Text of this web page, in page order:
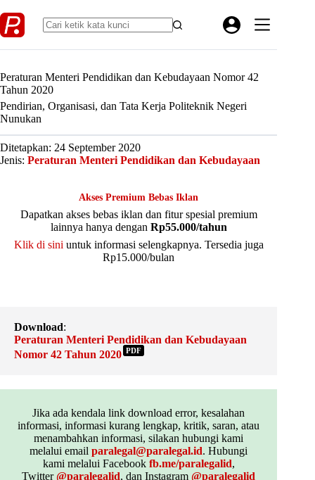
to
content
Peraturan Menteri Pendidikan dan Kebudayaan Nomor 42
Tahun 2020
Pendirian, Organisasi, dan Tata Kerja Politeknik Negeri
Nunukan
Ditetapkan: 24 September 2020
Jenis: Peraturan Menteri Pendidikan dan Kebudayaan
Akses Premium Bebas Iklan
Dapatkan akses bebas iklan dan fitur spesial premium
lainnya hanya dengan Rp55.000/tahun
Klik di sini untuk informasi selengkapnya. Tersedia juga
Rp15.000/bulan
Download:
Peraturan Menteri Pendidikan dan Kebudayaan
Nomor 42 Tahun 2020 PDF
Jika ada kendala link download error, kesalahan
informasi, informasi kurang lengkap, kritik, saran, atau
menambahkan informasi, silakan hubungi kami
melalui emailparalegal@paralegal.id. Hubungi
kami melalui Facebook fb.me/paralegalid,
Twitter@paralegalid, dan Instagram@paralegalid